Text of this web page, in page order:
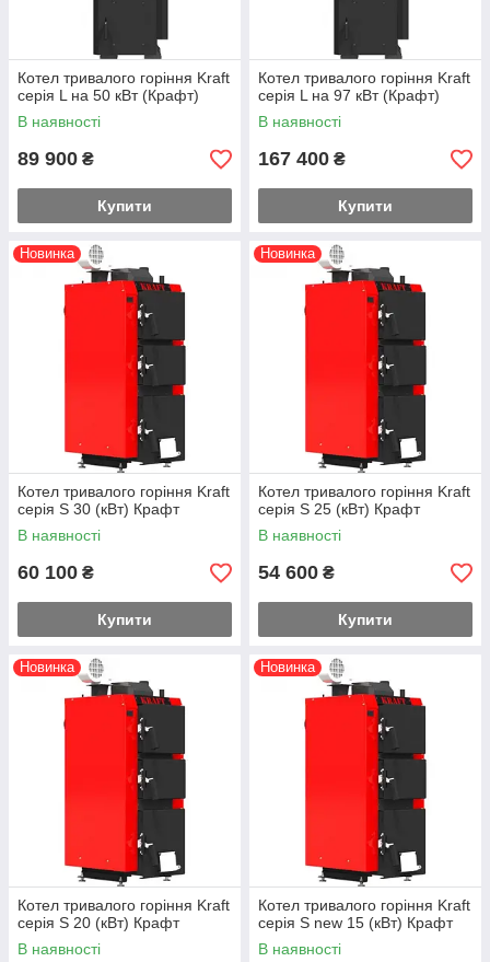
Котел тривалого горіння Kraft
серія L на 50 кВт (Крафт)
В наявності
89 900 ₴
Купити
Котел тривалого горіння Kraft
серія L на 97 кВт (Крафт)
В наявності
167 400 ₴
Купити
Новинка
Котел тривалого горіння Kraft
серія S 30 (кВт) Крафт
В наявності
60 100 ₴
Купити
Новинка
Котел тривалого горіння Kraft
серія S 25 (кВт) Крафт
В наявності
54 600 ₴
Купити
Новинка
Котел тривалого горіння Kraft
серія S 20 (кВт) Крафт
В наявності
Новинка
Котел тривалого горіння Kraft
серія S new 15 (кВт) Крафт
В наявності